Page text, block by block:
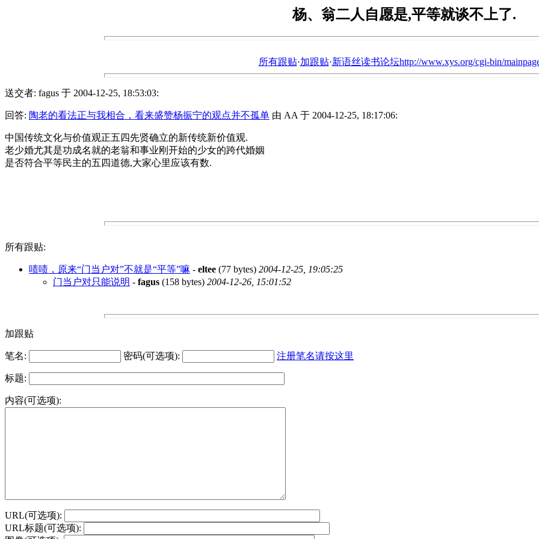
杨、翁二人自愿是,平等就谈不上了.
所有跟贴·加跟贴·新语丝读书论坛http://www.xys.org/cgi-bin/
送交者: fagus 于 2004-12-25, 18:53:03:
回答: 陶老的看法正与我相合，看来盛赞杨振宁的观点并不孤单 由 AA 于 2004-12-25, 18:17:06:
中国传统文化与价值观正五四先贤确立的新传统新价值观.
老少婚尤其是功成名就的老翁和事业刚开始的少女的跨代婚姻
是否符合平等民主的五四道德,大家心里应该有数.
所有跟贴:
啧啧，原来“门当户对”不就是“平等”嘛 - eltee (77 bytes) 2004-12-25, 19:05:25
门当户对只能说明 - fagus (158 bytes) 2004-12-26, 15:01:52
加跟贴
笔名: 密码(可选项): 注册笔名请按这里
标题:
内容(可选项):
URL(可选项):
URL标题(可选项):